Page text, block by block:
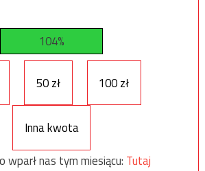
104%
50 zł 100 zł
Inna kwota
wparł nas tym miesiącu: Tutaj